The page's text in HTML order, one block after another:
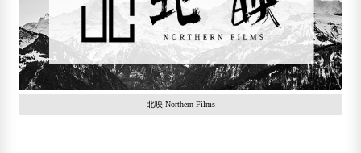
北映 Northern Films